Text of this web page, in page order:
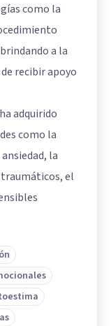
como la
a la
recibir apoyo
adquirido
como la
la
el